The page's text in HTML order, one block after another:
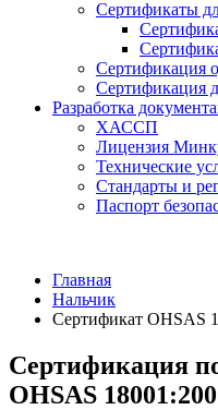
Сертификаты
Сертификация
Сертификация
Разработка
ХАССП
Лицензия
Технические
Стандарты и
Паспорт
Главная
Нальчик
Сертификат OHSAS
Сертификация
OHSAS